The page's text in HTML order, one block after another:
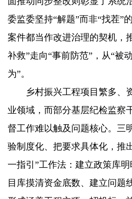
委监委坚持“解题”而非“找茬”
案件都当作改进治理的契机，
补救”走向“事前防范”，从“被
为”。
乡村振兴工程项目繁多、
业领域，而部分基层纪检监察
督工作难以触及问题核心。三
验制度化、把要求具体化，推
一指引”工作法：建立政策库
目库摸清资金底数、建立问题